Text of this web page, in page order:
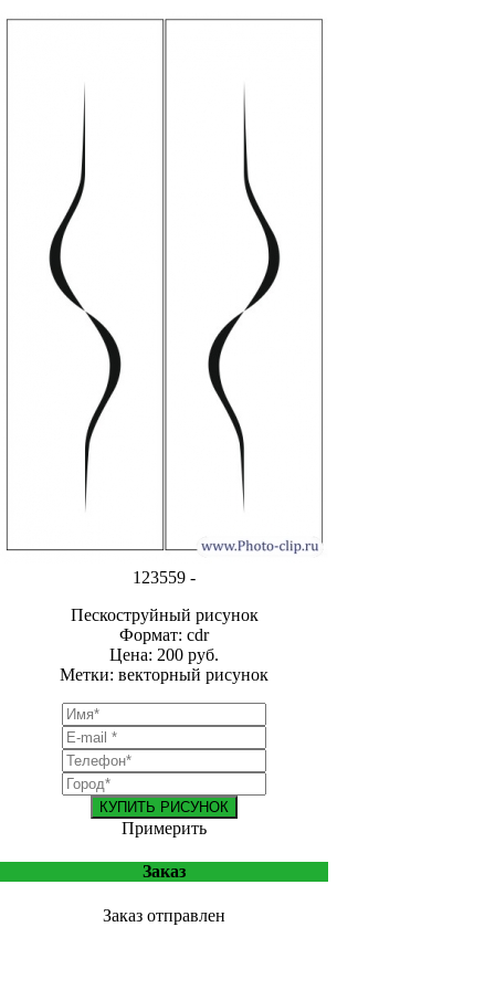
123559 -
Пескоструйный рисунок
Формат: cdr
Цена: 200 руб.
Метки: векторный рисунок
КУПИТЬ РИСУНОК
Примерить
Заказ
Заказ отправлен